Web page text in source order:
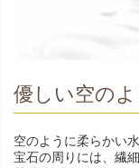
優しい空の
空のように柔らかい
宝石の周りには、繊